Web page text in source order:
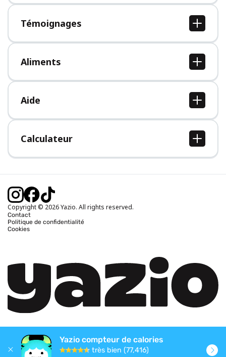
À propos de nous
Postes
Presse
Témoignages
Tous les témoignages
Aliments
Tous les aliments
Aide
Centre d'aide
Calculateur
Calcul IMC
Calcul poids idéal
Calcul calories brûlées
Copyright © 2026 Yazio. All rights reserved.
Contact
Politique de confidentialité
Cookies
Yazio compteur de calories
très bien (77,416)